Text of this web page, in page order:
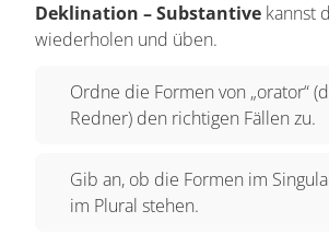
Deklination – Substantive kannst
wiederholen und üben.
Ordne die Formen von „orator“
Redner) den richtigen Fällen zu.
Gib an, ob die Formen im
im Plural stehen.